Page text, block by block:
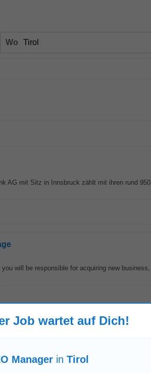
Wo
AG mit Sitz in Innsbruck zählt mit ihren rund 950
will be responsible for acquiring new business,
Zukunft in unserem Hause. Auf Ihre
Job wartet auf Dich!
Managerin Tirol